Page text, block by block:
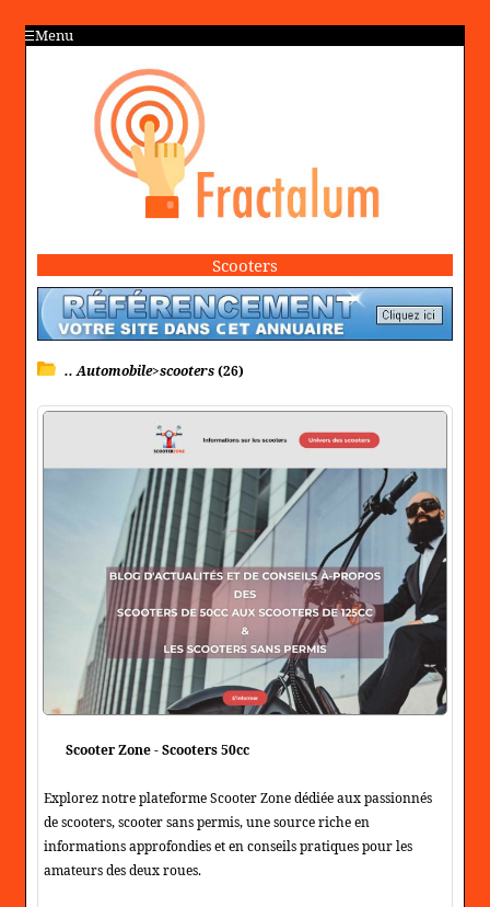
Menu
Scooters
.. Automobile>scooters(26)
Scooter Zone - Scooters 50cc
Explorez notre plateforme Scooter Zone dédiée aux passionnés
de scooters, scooter sans permis, une source riche en
informations approfondies et en conseils pratiques pour les
amateurs des deux roues.